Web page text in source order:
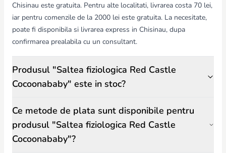
Chisinau este gratuita. Pentru alte localitati, livrarea costa 70 lei,
iar pentru comenzile de la 2000 lei este gratuita. La necesitate,
poate fi disponibila si livrarea express in Chisinau, dupa
confirmarea prealabila cu un consultant.
Produsul "Saltea fiziologica Red Castle
Cocoonababy" este in stoc?
Ce metode de plata sunt disponibile pentru
produsul "Saltea fiziologica Red Castle
Cocoonababy"?